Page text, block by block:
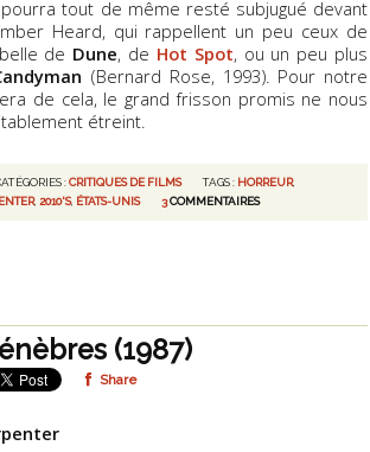
tout de même resté subjugué devant
Heard, qui rappellent un peu ceux de
de Dune, de Hot Spot, ou un peu plus
(Bernard Rose, 1993). Pour notre
de cela, le grand frisson promis ne nous
étreint.
:CRITIQUES DE FILMS TAGS : HORREUR,
, 2010'S, ÉTATS-UNIS 3COMMENTAIRES
(1987)
Share